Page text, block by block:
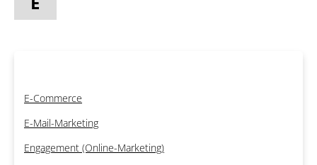
E-Commerce
E-Mail-Marketing
Engagement (Online-Marketing)